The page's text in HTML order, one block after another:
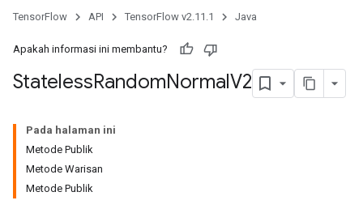
TensorFlow API TensorFlow v2.11.1 Java
Apakah informasi ini membantu?
StatelessRandomNormalV2
Pada halaman ini
Metode Publik
Metode Warisan
Metode Publik